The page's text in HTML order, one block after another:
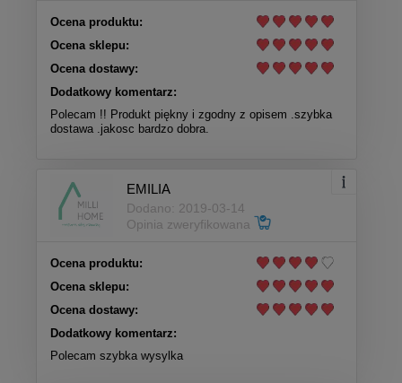
Ocena produktu:
Ocena sklepu:
Ocena dostawy:
Dodatkowy komentarz:
Polecam !! Produkt piękny i zgodny z opisem .szybka
dostawa .jakosc bardzo dobra.
EMILIA
Dodano: 2019-03-14
Opinia zweryfikowana
Ocena produktu:
Ocena sklepu:
Ocena dostawy:
Dodatkowy komentarz:
Polecam szybka wysylka